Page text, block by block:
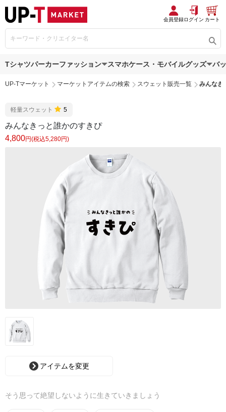
会員登録ログイン カート
Tシャツパーカーファッション スマホケース・モバイルグッズ バ
UP-Tマーケット マーケットアイテムの検索 スウェット販売一覧 みんなき
軽量スウェット 5
みんなきっと誰かのすきぴ
4,800円(税込5,280円)
アイテムを変更
そう思って絶望しないように生きていきましょう